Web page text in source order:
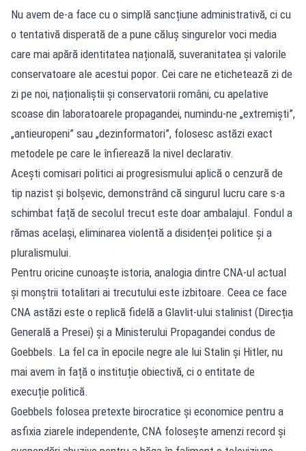
Nu avem de-a face cu o simplă sancțiune administrativă, ci cu
o tentativă disperată de a pune căluș singurelor voci media
care mai apără identitatea națională, suveranitatea și valorile
conservatoare ale acestui popor. Cei care ne etichetează zi de
zi pe noi, naționaliștii și conservatorii români, cu apelative
scoase din laboratoarele propagandei, numindu-ne „extremiști”,
„antieuropeni” sau „dezinformatori”, folosesc astăzi exact
metodele pe care le înfierează la nivel declarativ.
Acești comisari politici ai progresismului aplică o cenzură de
tip nazist și bolșevic, demonstrând că singurul lucru care s-a
schimbat față de secolul trecut este doar ambalajul. Fondul a
rămas același, eliminarea violentă a disidenței politice și a
pluralismului.
Pentru oricine cunoaște istoria, analogia dintre CNA-ul actual
și monștrii totalitari ai trecutului este izbitoare. Ceea ce face
CNA astăzi este o replică fidelă a Glavlit-ului stalinist (Direcția
Generală a Presei) și a Ministerului Propagandei condus de
Goebbels. La fel ca în epocile negre ale lui Stalin și Hitler, nu
mai avem în față o instituție obiectivă, ci o entitate de
execuție politică.
Goebbels folosea pretexte birocratice și economice pentru a
asfixia ziarele independente, CNA folosește amenzi record și